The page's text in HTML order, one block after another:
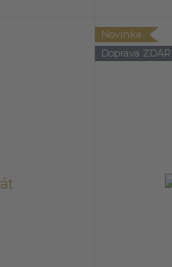
Novinka
Doprava